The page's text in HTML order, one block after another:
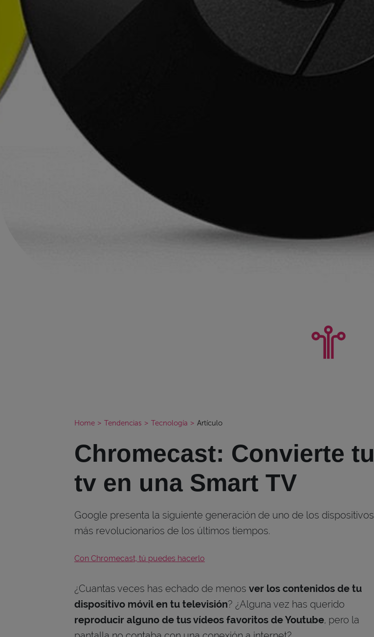
Home > Tendencias > Tecnología > Artículo
Chromecast: Convierte tu
tv en una Smart TV
Google presenta la siguiente generación de uno de los dispositivos
más revolucionarios de los últimos tiempos.
Con Chromecast, tú puedes hacerlo
¿Cuantas veces has echado de menos ver los contenidos de tu
dispositivo móvil en tu televisión? ¿Alguna vez has querido
reproducir alguno de tus vídeos favoritos de Youtube, pero la